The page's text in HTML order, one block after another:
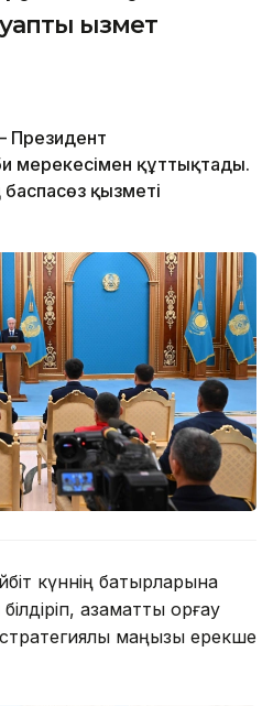
қызмет
Президент
мерекесімен құттықтады.
қызметі
күннің батырларына
азаматтық қорғау
маңызы ерекше